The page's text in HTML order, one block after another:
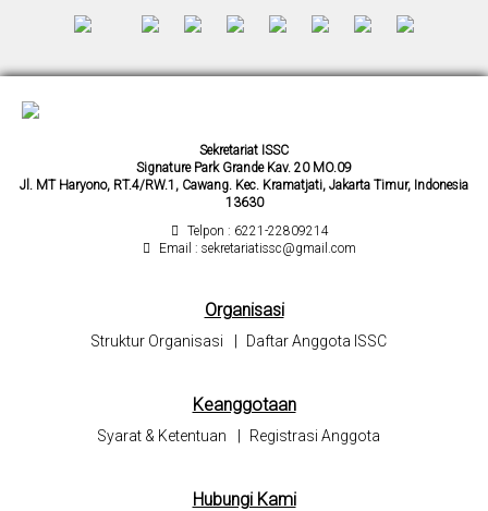
Sekretariat ISSC
Signature Park Grande Kav. 20 MO.09
Jl. MT Haryono, RT.4/RW.1, Cawang. Kec. Kramatjati, Jakarta Timur, Indonesia
13630
Telpon : 6221-22809214
Email : sekretariatissc@gmail.com
Organisasi
Struktur Organisasi Daftar Anggota ISSC
Keanggotaan
Syarat & Ketentuan Registrasi Anggota
Hubungi Kami